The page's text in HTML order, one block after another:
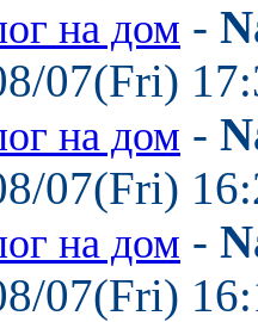
на дом -
07(Fri)
на дом -
07(Fri)
на дом -
07(Fri)